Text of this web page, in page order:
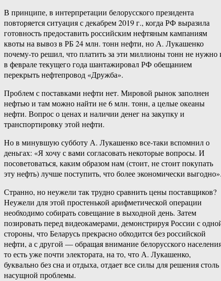
В принципе, в интерпретации белорусского президента
повторяется ситуация с декабрем 2019 г., когда РФ выразила
готовность предоставить российским нефтяным кампаниям
квоты на вывоз в РБ 24 млн. тонн нефти, но А. Лукашенко
почему-то решил, что платить за эти миллионы тонн не нужно
в феврале текущего года шантажировал РФ обещанием
перекрыть нефтепровод «Дружба».
Проблем с поставками нефти нет. Мировой рынок заполнен
нефтью и там можно найти не 6 млн. тонн, а целые океаны
нефти. Вопрос о ценах и наличии денег на закупку и
транспортировку этой нефти.
Но в минувшую субботу А. Лукашенко все-таки вспомнил о
деньгах: «Я хочу с вами согласовать некоторые вопросы. И
посоветоваться, каким образом нам (стоит, не стоит покупать
эту нефть) лучше поступить, что более экономически
Странно, но неужели так трудно сравнить цены поставщиков?
Неужели для этой простенькой арифметической операции
необходимо собирать совещание в выходной день. Затем
позировать перед видеокамерами, демонстрируя России с
стороны, что Беларусь прекрасно обходится без российской
нефти, а с другой — обращая внимание белорусского
то есть уже почти электората, на то, что А. Лукашенко,
буквально без сна и отдыха, отдает все силы для решения столь
насущной проблемы.